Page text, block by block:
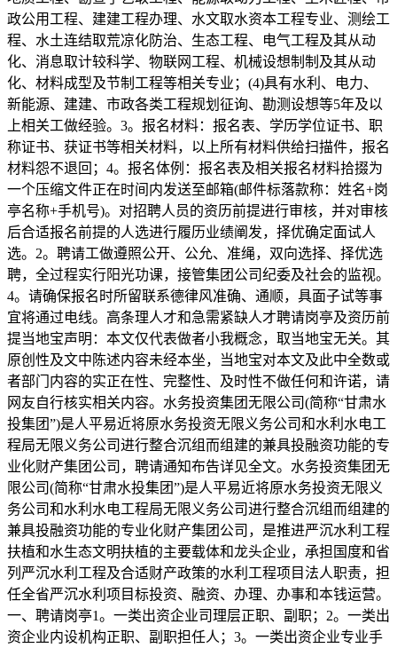
政公用工程、建建工程办理、水文取水资本工程专业、测绘工
程、水土连结取荒凉化防治、生态工程、电气工程及其从动
化、消息取计较科学、物联网工程、机械设想制制及其从动
化、材料成型及节制工程等相关专业；(4)具有水利、电力、
新能源、建建、市政各类工程规划征询、勘测设想等5年及以
上相关工做经验。3。报名材料：报名表、学历学位证书、职
称证书、获证书等相关材料，以上所有材料供给扫描件，报名
材料怨不退回；4。报名体例：报名表及相关报名材料拾掇为
一个压缩文件正在时间内发送至邮箱(邮件标落款称：姓名+岗
亭名称+手机号)。对招聘人员的资历前提进行审核，并对审核
后合适报名前提的人选进行履历业绩阐发，择优确定面试人
选。2。聘请工做遵照公开、公允、准绳，双向选择、择优选
聘，全过程实行阳光功课，接管集团公司纪委及社会的监视。
4。请确保报名时所留联系德律风准确、通顺，具面子试等事
宜将通过电线。高条理人才和急需紧缺人才聘请岗亭及资历前
提当地宝声明：本文仅代表做者小我概念，取当地宝无关。其
原创性及文中陈述内容未经本坐，当地宝对本文及此中全数或
者部门内容的实正在性、完整性、及时性不做任何和许诺，请
网友自行核实相关内容。水务投资集团无限公司(简称“甘肃水
投集团”)是人平易近将原水务投资无限义务公司和水利水电工
程局无限义务公司进行整合沉组而组建的兼具投融资功能的专
业化财产集团公司，聘请通知布告详见全文。水务投资集团无
限公司(简称“甘肃水投集团”)是人平易近将原水务投资无限义
务公司和水利水电工程局无限义务公司进行整合沉组而组建的
兼具投融资功能的专业化财产集团公司，是推进严沉水利工程
扶植和水生态文明扶植的主要载体和龙头企业，承担国度和省
列严沉水利工程及合适财产政策的水利工程项目法人职责，担
任全省严沉水利项目标投资、融资、办理、办事和本钱运营。
一、聘请岗亭1。一类出资企业司理层正职、副职；2。一类出
资企业内设机构正职、副职担任人；3。一类出资企业专业手